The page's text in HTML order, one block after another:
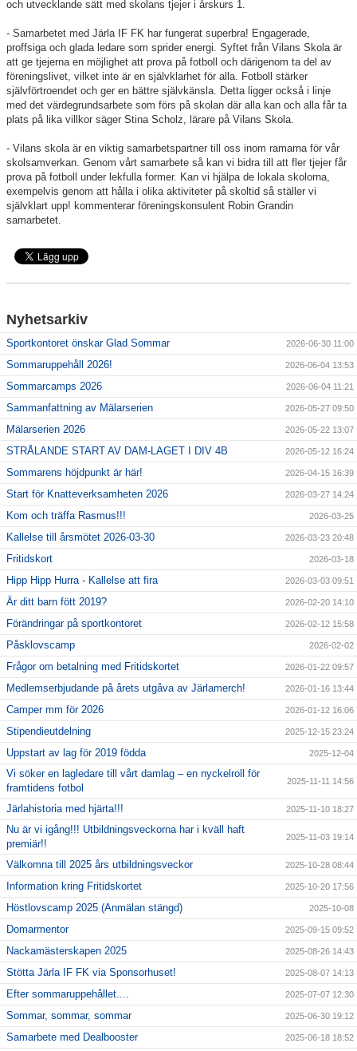
och utvecklande sätt med skolans tjejer i årskurs 1.
- Samarbetet med Järla IF FK har fungerat superbra! Engagerade,
proffsiga och glada ledare som sprider energi. Syftet från Vilans Skola är
att ge tjejerna en möjlighet att prova på fotboll och därigenom ta del av
föreningslivet, vilket inte är en självklarhet för alla. Fotboll stärker
självförtroendet och ger en bättre självkänsla. Detta ligger också i linje
med det värdegrundsarbete som förs på skolan där alla kan och alla får ta
plats på lika villkor säger Stina Scholz, lärare på Vilans Skola.
- Vilans skola är en viktig samarbetspartner till oss inom ramarna för vår
skolsamverkan. Genom vårt samarbete så kan vi bidra till att fler tjejer får
prova på fotboll under lekfulla former. Kan vi hjälpa de lokala skolorna,
exempelvis genom att hålla i olika aktiviteter på skoltid så ställer vi
självklart upp! kommenterar föreningskonsulent Robin Grandin
samarbetet.
Nyhetsarkiv
Sportkontoret önskar Glad Sommar 2026-06-30 11:00
Sommaruppehåll 2026! 2026-06-04 13:53
Sommarcamps 2026 2026-06-04 11:21
Sammanfattning av Mälarserien 2026-05-27 09:50
Mälarserien 2026 2026-05-22 13:07
STRÅLANDE START AV DAM-LAGET I DIV 4B 2026-05-12 16:24
Sommarens höjdpunkt är här! 2026-04-15 16:39
Start för Knatteverksamheten 2026 2026-03-27 14:24
Kom och träffa Rasmus!!! 2026-03-25
Kallelse till årsmötet 2026-03-30 2026-03-23 20:48
Fritidskort 2026-03-18
Hipp Hipp Hurra - Kallelse att fira 2026-03-03 09:51
Är ditt barn fött 2019? 2026-02-20 14:10
Förändringar på sportkontoret 2026-02-12 15:58
Påsklovscamp 2026-02-02
Frågor om betalning med Fritidskortet 2026-01-22 09:57
Medlemserbjudande på årets utgåva av Järlamerch! 2026-01-16 13:44
Camper mm för 2026 2026-01-12 16:06
Stipendieutdelning 2025-12-15 23:24
Uppstart av lag för 2019 födda 2025-12-04
Vi söker en lagledare till vårt damlag – en nyckelroll för
framtidens fotbol
2025-11-11 14:56
Järlahistoria med hjärta!!! 2025-11-10 18:27
Nu är vi igång!!! Utbildningsveckorna har i kväll haft
premiär!!
2025-11-03 19:14
Välkomna till 2025 års utbildningsveckor 2025-10-28 08:44
Information kring Fritidskortet 2025-10-20 17:56
Höstlovscamp 2025 (Anmälan stängd) 2025-10-08
Domarmentor 2025-09-15 09:52
Nackamästerskapen 2025 2025-08-26 14:43
Stötta Järla IF FK via Sponsorhuset! 2025-08-07 14:13
Efter sommaruppehållet.... 2025-07-07 12:30
Sommar, sommar, sommar 2025-06-30 19:12
Samarbete med Dealbooster 2025-06-18 18:52